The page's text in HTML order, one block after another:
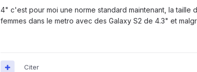
4" c'est pour moi une norme standard maintenant, la
femmes dans le metro avec des Galaxy S2 de 4.3" et
Citer